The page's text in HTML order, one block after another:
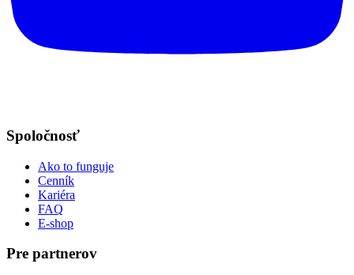
Spoločnosť
Ako to funguje
Cenník
Kariéra
FAQ
E-shop
Pre partnerov